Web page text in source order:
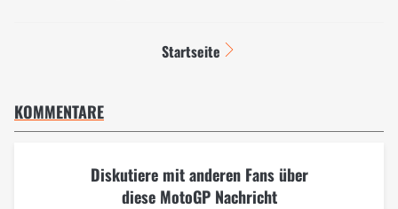
Startseite
KOMMENTARE
Diskutiere mit anderen Fans über
diese MotoGP Nachricht